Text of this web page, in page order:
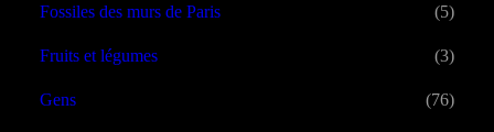
Fossiles des murs de Paris (5)
Fruits et légumes (3)
Gens (76)